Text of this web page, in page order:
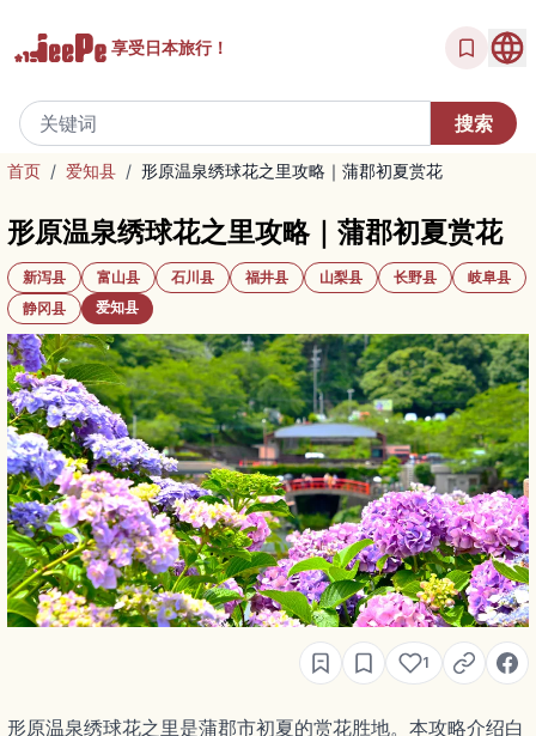
享受日本旅行！
首页 / 爱知县 / 形原温泉绣球花之里攻略｜蒲郡初夏赏花
形原温泉绣球花之里攻略｜蒲郡初夏赏花
新泻县 富山县 石川县 福井县 山梨县 长野县
岐阜县
静冈县
爱知县
1
形原温泉绣球花之里是蒲郡市初夏的赏花胜地。本攻略介绍白